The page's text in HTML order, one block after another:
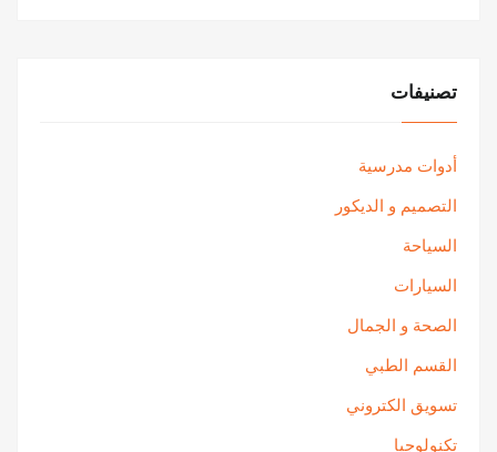
تصنيفات
أدوات مدرسية
التصميم و الديكور
السياحة
السيارات
الصحة و الجمال
القسم الطبي
تسويق الكتروني
تكنولوجيا